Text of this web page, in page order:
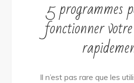
5 programmes
fonctionner
Il n’est pas rare que les